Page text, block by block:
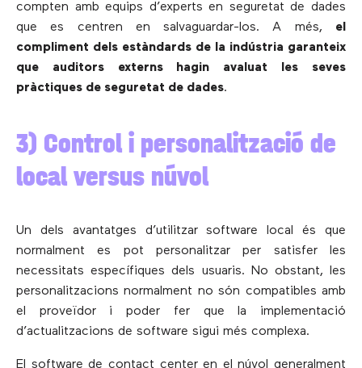
compten amb equips d’experts en seguretat de dades
que es centren en salvaguardar-los. A més, el
compliment dels estàndards de la indústria garanteix
que auditors externs hagin avaluat les seves
pràctiques de seguretat de dades.
3) Control i personalització de
local versus núvol
Un dels avantatges d’utilitzar software local és que
normalment es pot personalitzar per satisfer les
necessitats específiques dels usuaris. No obstant, les
personalitzacions normalment no són compatibles amb
el proveïdor i poder fer que la implementació
d’actualitzacions de software sigui més complexa.
El software de contact center en el núvol generalment